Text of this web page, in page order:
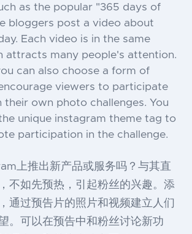
as the popular "365 days of
bloggers post a video about
Each video is in the same
attracts many people's attention.
can also choose a form of
viewers to participate
their own photo challenges. You
unique instagram theme tag to
participation in the challenge.
上推出新产品或服务吗？与其直
不如先预热，引起粉丝的兴趣。添
通过预告片的照片和视频建立人们
。可以在预告中和粉丝讨论新功